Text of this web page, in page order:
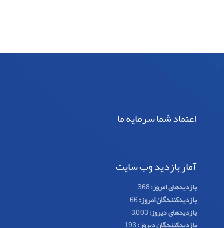
اعتماد شما سرمایه ما
آمار بازدید وب سایت
بازدیدهای امروز:368
بازدیدکنندگان امروز:66
بازدیدهای دیروز:3,003
بازدیدکنندگان دیروز:193